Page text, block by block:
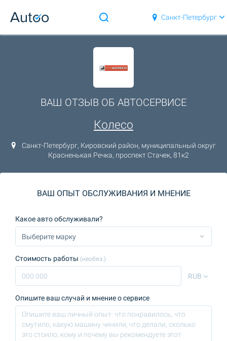
Санкт-Петербург
ВАШ ОТЗЫВ ОБ АВТОСЕРВИСЕ
Колесо
Санкт-Петербург, Кировский район, муниципальный округ
Красненькая Речка, проспект Стачек, 81к2
ВАШ ОПЫТ ОБСЛУЖИВАНИЯ И МНЕНИЕ
Какое авто обслуживали?
Стоимость работы (необяз.)
RUB
Опишите ваш случай и мнение о сервисе